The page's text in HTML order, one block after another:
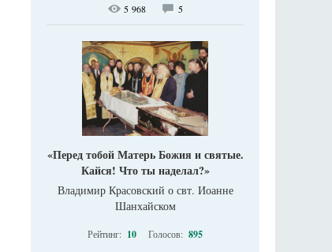
5 968 5
«Перед тобой Матерь Божия и святые.
Кайся! Что ты наделал?»
Владимир Красовский о свт. Иоанне
Шанхайском
Рейтинг: 10 Голосов: 895